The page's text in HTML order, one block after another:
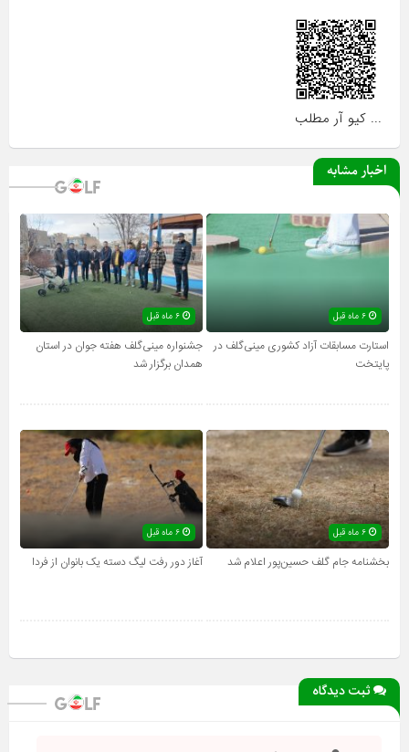
... کیو آر مطلب
اخبار مشابه
۶ ماه قبل
استارت مسابقات آزاد کشوری مینی‌گلف در
پایتخت
جشنواره مینی‌گلف هفته جوان در استان
همدان برگزار شد
۶ ماه قبل
بخشنامه جام گلف حسین‌پور اعلام شد آغاز دور رفت لیگ دسته یک بانوان از فردا
ثبت دیدگاه